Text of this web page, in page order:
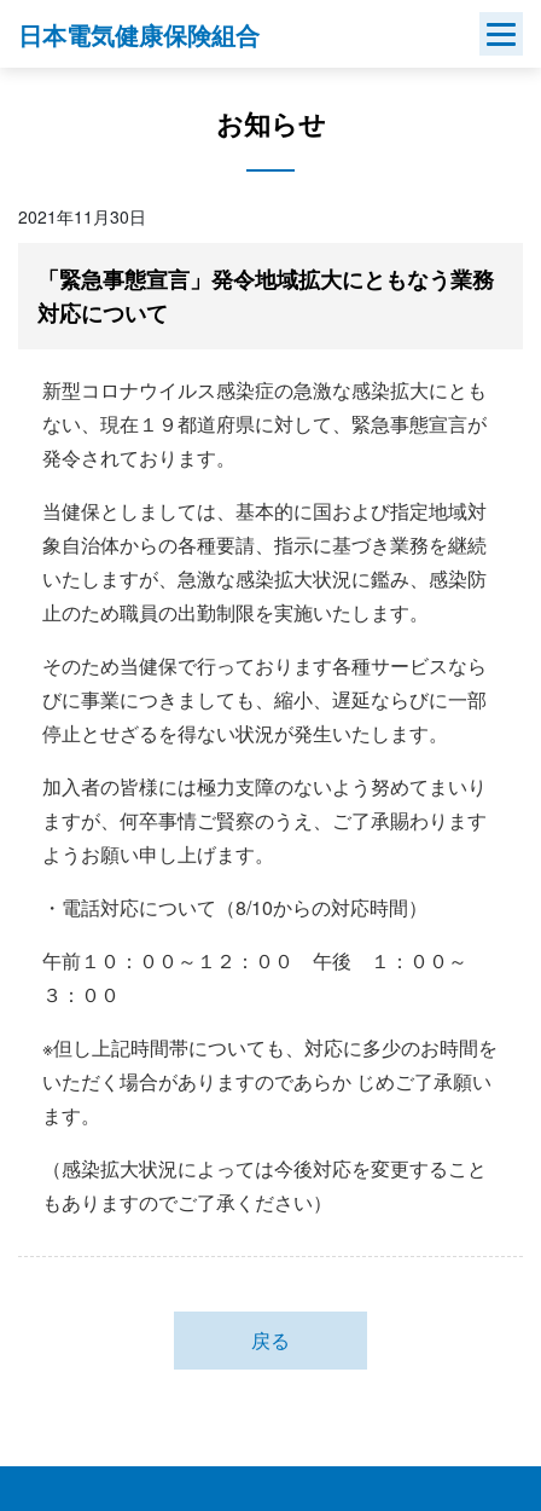
日本電気健康保険組合
お知らせ
2021年11月30日
「緊急事態宣言」発令地域拡大にともなう業務
対応について
新型コロナウイルス感染症の急激な感染拡大にとも
ない、現在１９都道府県に対して、緊急事態宣言が
発令されております。
当健保としましては、基本的に国および指定地域対
象自治体からの各種要請、指示に基づき業務を継続
いたしますが、急激な感染拡大状況に鑑み、感染防
止のため職員の出勤制限を実施いたします。
そのため当健保で行っております各種サービスなら
びに事業につきましても、縮小、遅延ならびに一部
停止とせざるを得ない状況が発生いたします。
加入者の皆様には極力支障のないよう努めてまいり
ますが、何卒事情ご賢察のうえ、ご了承賜わります
ようお願い申し上げます。
・電話対応について（8/10からの対応時間）
午前１０：００～１２：００ 午後 １：００～
３：００
※但し上記時間帯についても、対応に多少のお時間を
いただく場合がありますのであらか じめご了承願い
ます。
（感染拡大状況によっては今後対応を変更すること
もありますのでご了承ください）
戻る